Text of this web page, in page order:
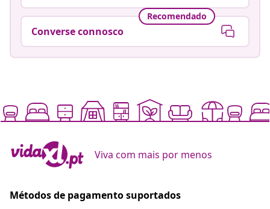
Recomendado
Converse connosco
Viva com mais por menos
Métodos de pagamento suportados